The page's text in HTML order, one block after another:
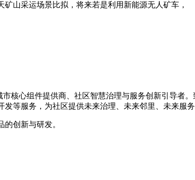
山采运场景比拟，将来若是利用新能源无人矿车，
核心组件提供商、社区智慧治理与服务创新引导者
等服务，为社区提供未来治理、未来邻里、未来服务
创新与研发。